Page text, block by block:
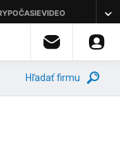
Hľadať firmu